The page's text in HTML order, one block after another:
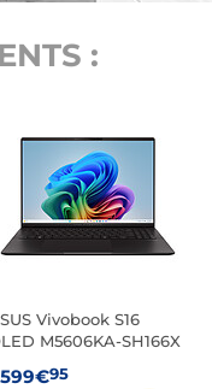
:
Vivobook S16
M5606KA-SH166X
599€95